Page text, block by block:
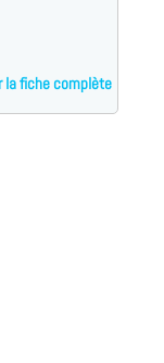
la fiche complète